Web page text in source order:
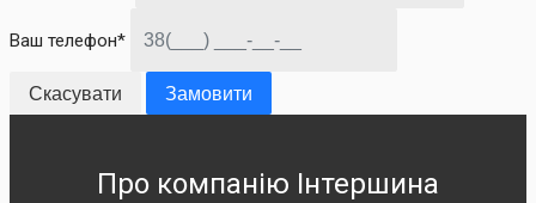
Ваш телефон*
Скасувати Замовити
Про компанію Інтершина